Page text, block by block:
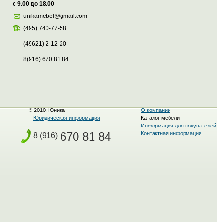
с 9.00 до 18.00
unikamebel@gmail.com
(495) 740-77-58
(49621) 2-12-20
8(916) 670 81 84
© 2010. Юника
Юридическая информация
8 (916) 670 81 84
О компании
Каталог мебели
Информация для покупателей
Контактная информация